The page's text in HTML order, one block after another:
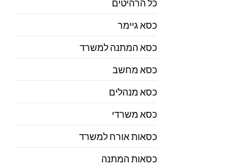
כל הרהיטים
כסא גיימר
כסא המתנה למשרד
כסא מחשב
כסא מנהלים
כסא משרדי
כסאות אורח למשרד
כסאות המתנה